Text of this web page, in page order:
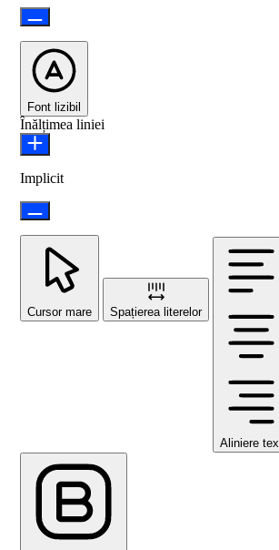
Font lizibil
Înălțimea liniei
Implicit
Cursor mare Spațierea literelor
Aliniere